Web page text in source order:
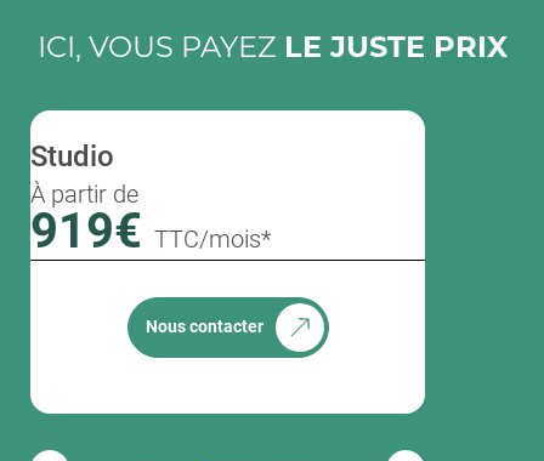
ICI, VOUS PAYEZ LE JUSTE PRIX
Studio
À partir de
919€ TTC/mois*
Nous contacter